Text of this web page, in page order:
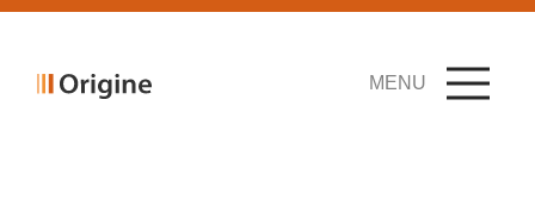
MENU